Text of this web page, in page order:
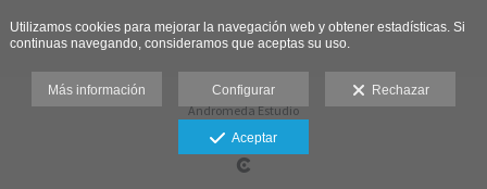
Andromeda Estudio
Aviso legal
Utilizamos cookies para mejorar la navegación web y obtener estadísticas. Si
continuas navegando, consideramos que aceptas su uso.
Más información Configurar Rechazar
Aceptar